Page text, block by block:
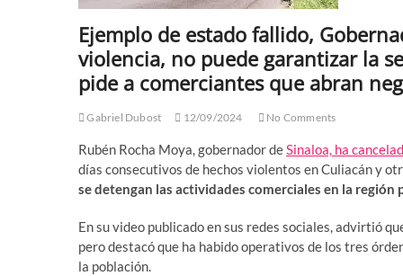
Ejemplo de estado fallido,
violencia, no puede garantizar la
pide a comerciantes que abran
Gabriel Dubost 12/09/2024 No Comments
Rubén Rocha Moya, gobernador deSinaloa, ha
días consecutivos de hechos violentos en Culiacán y
se detengan las actividades comerciales en la región
En su video publicado en sus redes sociales, advirtió
pero destacó que ha habido operativos de los tres
la población.